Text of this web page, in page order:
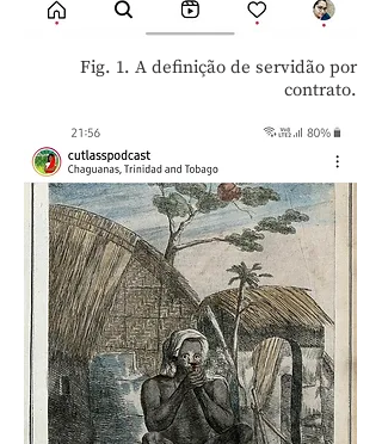
Fig. 1. A definição de servidão por
contrato.